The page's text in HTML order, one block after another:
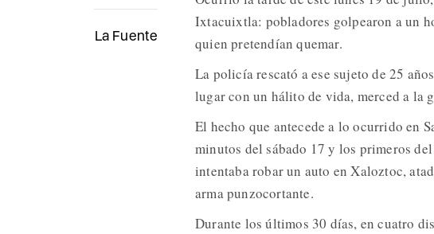
La Fuente
Ixtacuixtla: pobladores golpearon a un
quien pretendían quemar.
La policía rescató a ese sujeto de 25
lugar con un hálito de vida, merced a la
El hecho que antecede a lo ocurrido en
minutos del sábado 17 y los primeros
intentaba robar un auto en Xaloztoc,
arma punzocortante.
Durante los últimos 30 días, en cuatro